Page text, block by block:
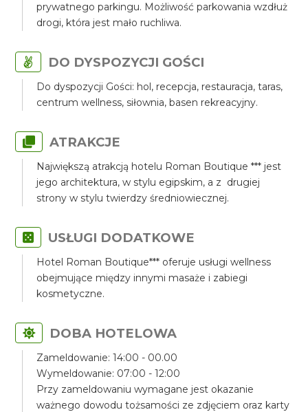
prywatnego parkingu. Możliwość parkowania wzdłuż
drogi, która jest mało ruchliwa.
DO DYSPOZYCJI GOŚCI
Do dyspozycji Gości: hol, recepcja, restauracja, taras,
centrum wellness, siłownia, basen rekreacyjny.
ATRAKCJE
Największą atrakcją hotelu Roman Boutique *** jest
jego architektura, w stylu egipskim, a z drugiej
strony w stylu twierdzy średniowiecznej.
USŁUGI DODATKOWE
Hotel Roman Boutique*** oferuje usługi wellness
obejmujące między innymi masaże i zabiegi
kosmetyczne.
DOBA HOTELOWA
Zameldowanie: 14:00 - 00.00
Wymeldowanie: 07:00 - 12:00
Przy zameldowaniu wymagane jest okazanie
ważnego dowodu tożsamości ze zdjęciem oraz karty